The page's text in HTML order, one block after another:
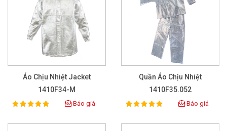
Áo Chịu Nhiệt Jacket
1410F34-M
Rating:
100% Báo giá
Quần Áo Chịu Nhiệt
1410F35.052
Rating:
100% Báo giá